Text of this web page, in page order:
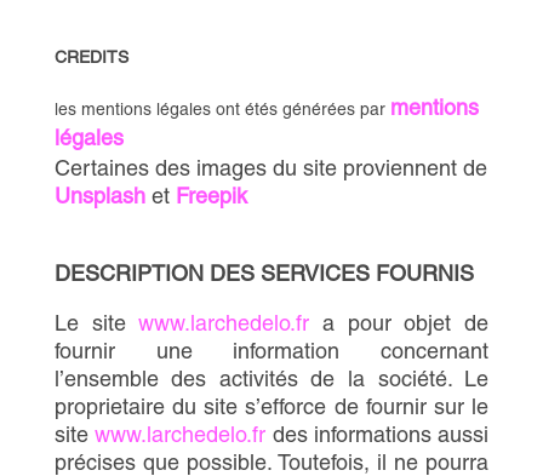
CREDITS
les mentions légales ont étés générées par mentions
légales
Certaines des images du site proviennent de
Unsplashet Freepik
DESCRIPTION DES SERVICES FOURNIS
Le sitewww.larchedelo.fr a pour objet de
fournir une information concernant
l’ensemble des activités de la société. Le
proprietaire du site s’efforce de fournir sur le
sitewww.larchedelo.fr des informations aussi
précises que possible. Toutefois, il ne pourra